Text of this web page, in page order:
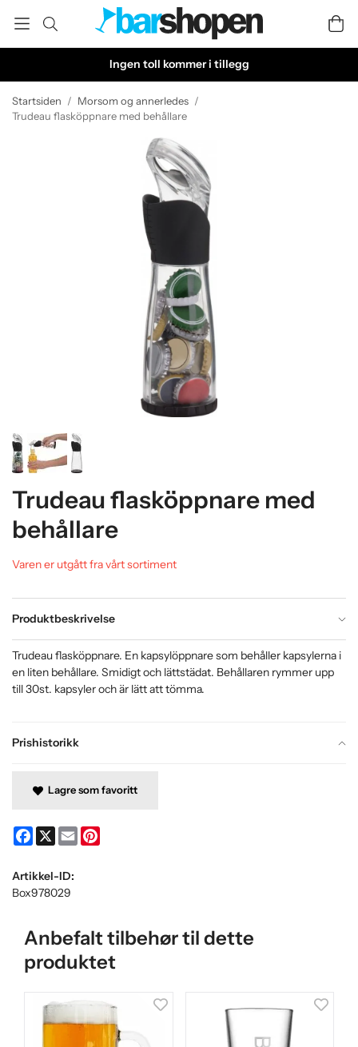
Ingen toll kommer i tillegg
Startsiden / Morsom og annerledes /
Trudeau flasköppnare med behållare
Trudeau flasköppnare med
behållare
Varen er utgått fra vårt sortiment
Produktbeskrivelse
Prishistorikk
Trudeau flasköppnare. En kapsylöppnare som behåller kapsylerna i
en liten behållare. Smidigt och lättstädat. Behållaren rymmer upp
till 30st. kapsyler och är lätt att tömma.
Lagre som favoritt
Facebook
X Email
Artikkel-ID:
Box978029
Anbefalt tilbehør til dette
produktet